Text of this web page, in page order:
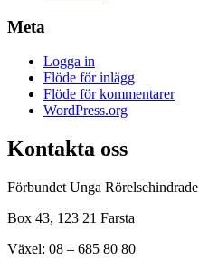
Meta
Logga in
Flöde för inlägg
Flöde för kommentarer
WordPress.org
Kontakta oss
Förbundet Unga Rörelsehindrade
Box 43, 123 21 Farsta
Växel: 08 – 685 80 80